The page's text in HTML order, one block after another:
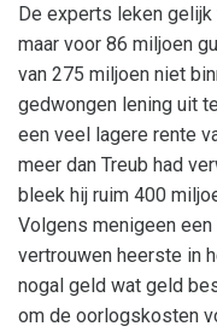
De experts leken gelijk
maar voor 86 miljoen
van 275 miljoen niet
gedwongen lening uit
een veel lagere rente
meer dan Treub had
bleek hij ruim 400
Volgens menigeen
vertrouwen heerste in
nogal geld wat geld
om de oorlogskosten